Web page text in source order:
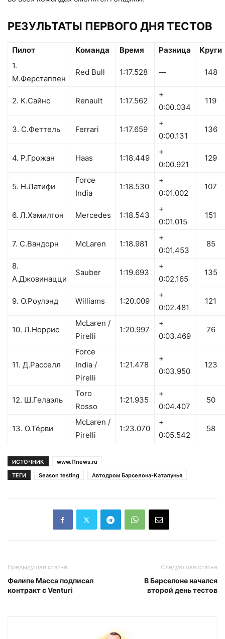
РЕЗУЛЬТАТЫ ПЕРВОГО ДНЯ ТЕСТОВ
Пилот Команда Время Разница
Круги
1.
М.Ферстаппен
Red Bull 1:17.528 — 148
2. К.Сайнс Renault 1:17.562
+
0:00.034
119
3. С.Феттель Ferrari 1:17.659
+
0:00.131
136
4. Р.Грожан Haas 1:18.449
+
0:00.921
129
5. Н.Латифи
Force
India
1:18.530
+
0:01.002
107
6. Л.Хэмилтон Mercedes 1:18.543
+
0:01.015
151
7. С.Вандорн McLaren 1:18.981
+
0:01.453
85
8.
А.Джовинацци
Sauber 1:19.693
+
0:02.165
135
9. О.Роулэнд Williams 1:20.009
+
0:02.481
121
10. Л.Норрис
McLaren /
Pirelli
1:20.997
+
0:03.469
76
11. Д.Расселл
Force
India /
Pirelli
1:21.478
+
0:03.950
123
12. Ш.Гелаэль
Toro
Rosso
1:21.935
+
0:04.407
50
13. О.Тёрви
McLaren /
Pirelli
1:23.070
+
0:05.542
58
ИСТОЧНИК
www.f1news.ru
ТЕГИ
Season testing Автодром Барселона-Каталунья
Предыдущая статья
Фелипе Масса подписал
контракт с Venturi
Следующая статья
В Барселоне начался
второй день тестов